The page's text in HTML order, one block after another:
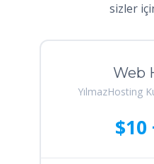
sizler
Web
YılmazHosting
$10